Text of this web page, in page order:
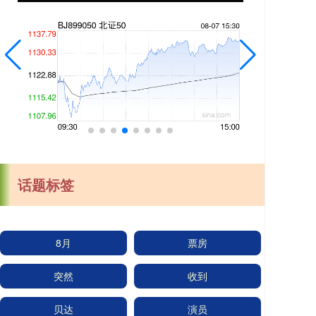
话题标签
8月 票房
突然 收到
贝达 演员